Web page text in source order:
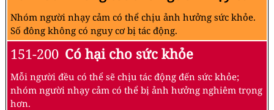
Nhóm người nhạy cảm có thể chịu ảnh hưởng sức khỏe.
Số đông không có nguy cơ bị tác động.
151-200 Có hại cho sức khỏe
Mỗi người đều có thể sẽ chịu tác động đến sức khỏe;
nhóm người nhạy cảm có thể bị ảnh hưởng nghiêm trọng
hơn.